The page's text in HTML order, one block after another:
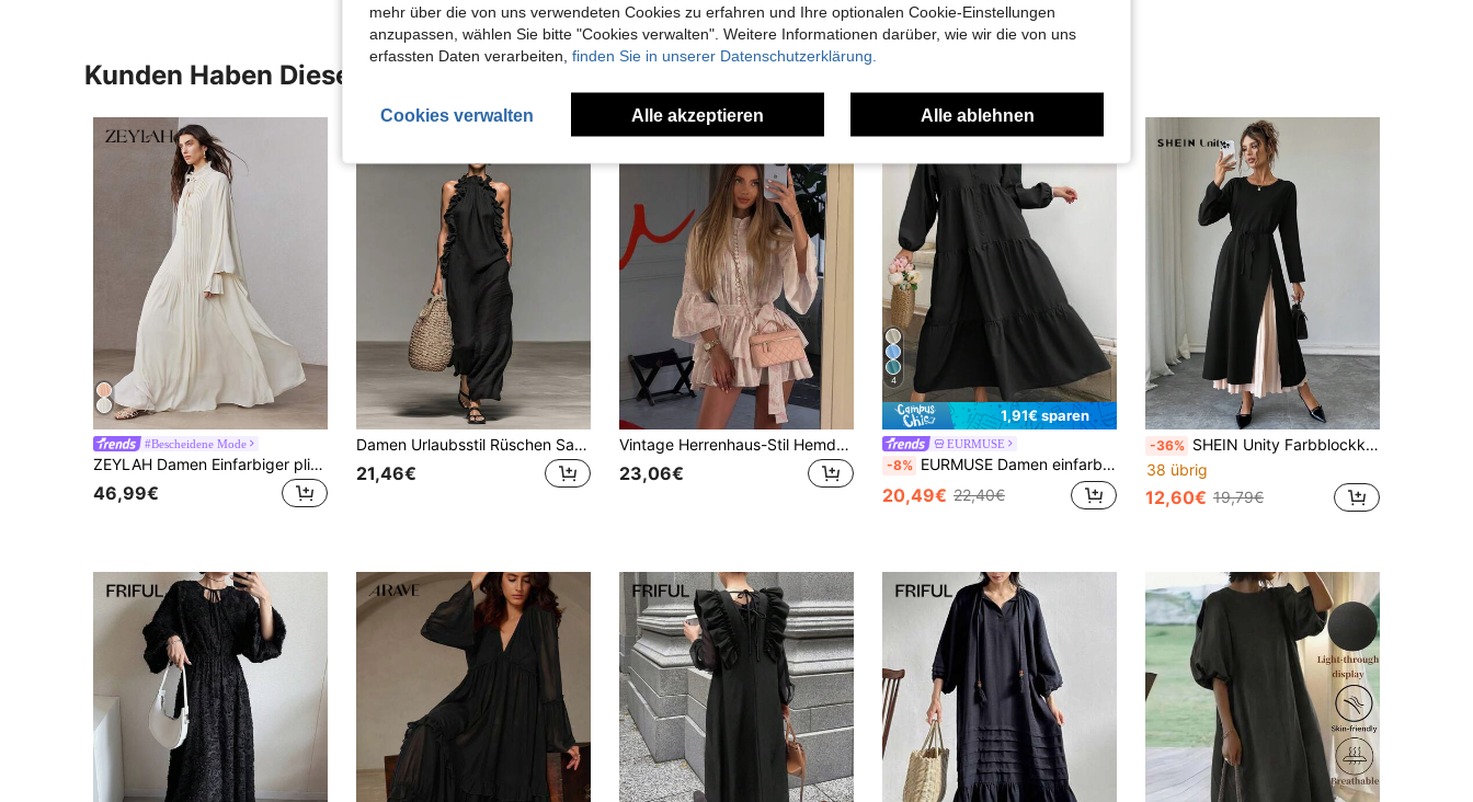
Kunden Haben Diese Artikel Auch Angeschaut
#Bescheidene Mode
ZEYLAH Damen Einfarbiger plissierter extra langer Rüschen-Saum Bademantel, Frühling
46,99€
Damen Urlaubsstil Rüschen Saum Neckholder Ärmellos Kleid, locker & schlankmachend, Sommer Schwarz Elegant, Resort Wear
21,46€
Vintage Herrenhaus-Stil Hemdkleid, Retro-Mandarin-Kragen einreihiges bedrucktes Kleid, ausgestellte Ärmel tailliertes kurzes Kleid elegant rosa
23,06€
4
1,91€ sparen
EURMUSE
-8% EURMUSE Damen einfarbiges minimalistisches Maxikleid mit Langarm für den Lässig-Bereich
20,49€ 22,40€
-36% SHEIN Unity Farbblockkleid mit rundem Ausschnitt, plissiert, elegant, mit Langarm, für den Berufsalltag
38 übrig
12,60€ 19,79€
mehr über die von uns verwendeten Cookies zu erfahren und Ihre optionalen Cookie-Einstellungen
anzupassen, wählen Sie bitte "Cookies verwalten". Weitere Informationen darüber, wie wir die von uns
erfassten Daten verarbeiten, finden Sie in unserer Datenschutzerklärung.
Cookies verwalten Alle akzeptieren Alle ablehnen